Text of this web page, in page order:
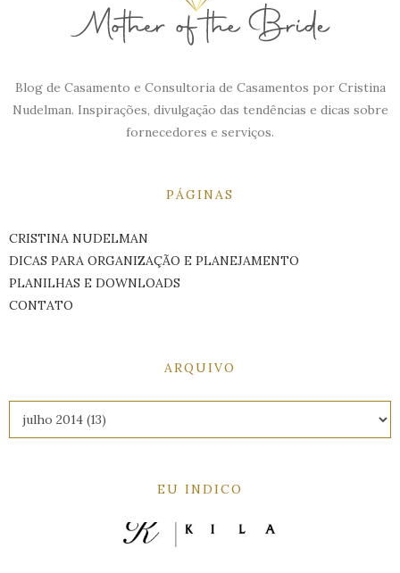
Blog de Casamento e Consultoria de Casamentos por Cristina
Nudelman. Inspirações, divulgação das tendências e dicas sobre
fornecedores e serviços.
PÁGINAS
CRISTINA NUDELMAN
DICAS PARA ORGANIZAÇÃO E PLANEJAMENTO
PLANILHAS E DOWNLOADS
CONTATO
ARQUIVO
EU INDICO